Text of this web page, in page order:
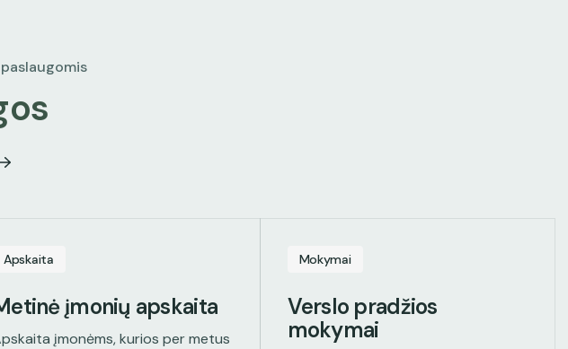
os
Apskaita
įmonių apskaita
įmonėms, kurios per metus
Mokymai
Verslo pradžios
mokymai